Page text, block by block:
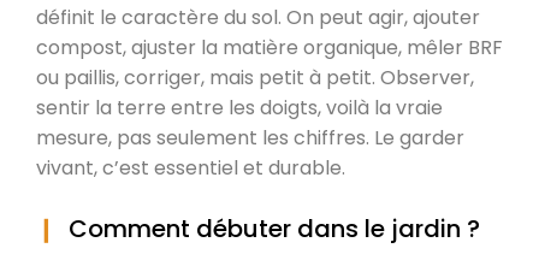
définit le caractère du sol. On peut agir, ajouter
compost, ajuster la matière organique, mêler BRF
ou paillis, corriger, mais petit à petit. Observer,
sentir la terre entre les doigts, voilà la vraie
mesure, pas seulement les chiffres. Le garder
vivant, c’est essentiel et durable.
Comment débuter dans le jardin ?